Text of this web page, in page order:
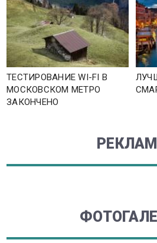
ТЕСТИРОВАНИЕ WI-FI В
МОСКОВСКОМ МЕТРО
ЗАКОНЧЕНО